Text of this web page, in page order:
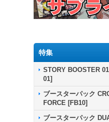
特集
STORY BOOSTER
01]
ブースターパック
FORCE [FB10]
ブースターパック